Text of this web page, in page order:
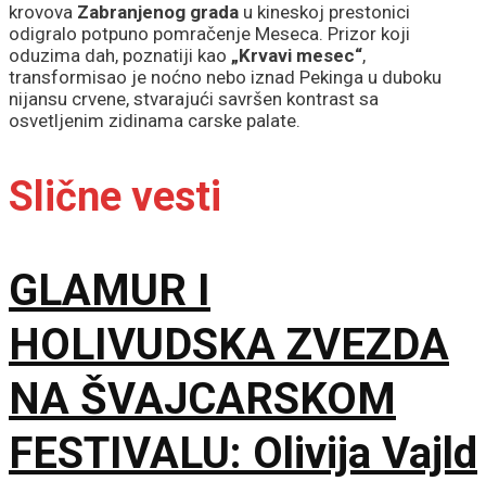
krovova Zabranjenog grada u kineskoj prestonici
odigralo potpuno pomračenje Meseca. Prizor koji
oduzima dah, poznatiji kao „Krvavi mesec“,
transformisao je noćno nebo iznad Pekinga u duboku
nijansu crvene, stvarajući savršen kontrast sa
osvetljenim zidinama carske palate.
Slične vesti
GLAMUR I
HOLIVUDSKA ZVEZDA
NA ŠVAJCARSKOM
FESTIVALU: Olivija Vajld